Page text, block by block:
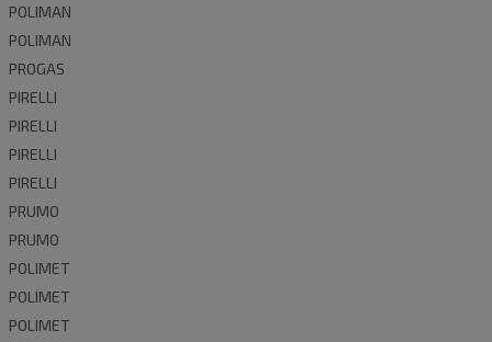
POLIMAN
POLIMAN
PROGAS
PIRELLI
PIRELLI
PIRELLI
PIRELLI
PRUMO
PRUMO
POLIMET
POLIMET
POLIMET